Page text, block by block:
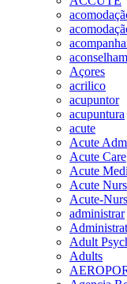
Açores
acrilico
acupuntor
acupuntura
acute
Acute
Acute Care
Acute
Acute
Acute-
administrar
Adult
Adults